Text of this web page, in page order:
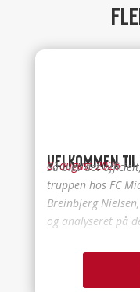
Velkommen
8. august 2026
Så blev det
truppen hos FC
Breinbjerg
og analyseret på